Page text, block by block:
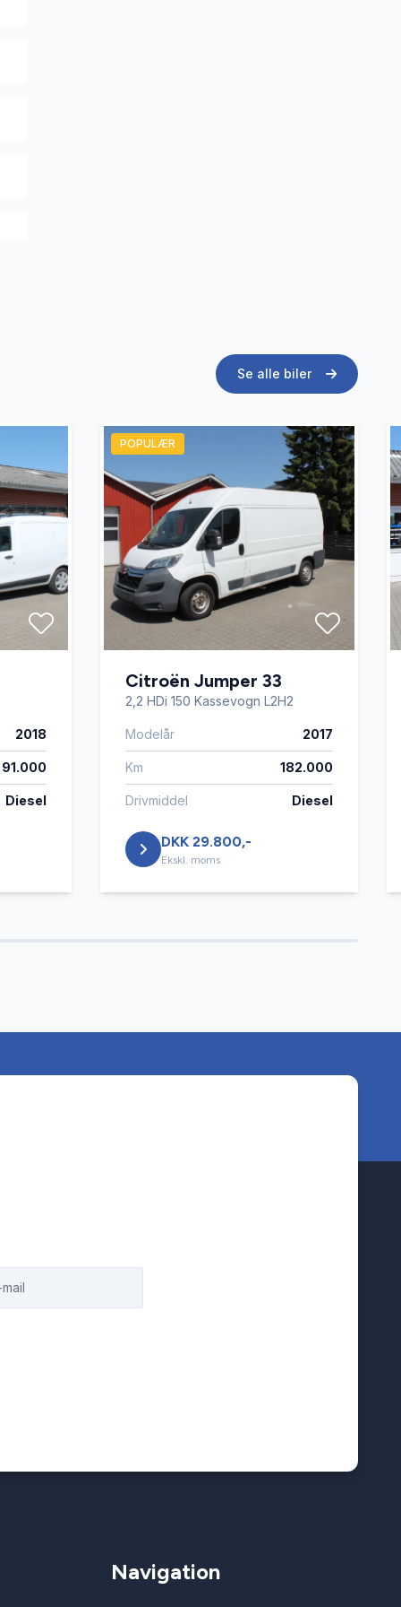
Se alle biler
2018
91.000
Diesel
POPULÆR
Citroën Jumper 33
2,2 HDi 150 Kassevogn L2H2
Modelår 2017
Km 182.000
Drivmiddel Diesel
DKK 29.800,-
Ekskl. moms
Navigation